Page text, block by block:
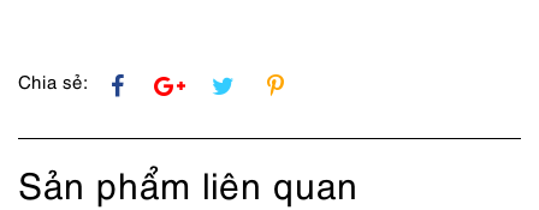
số
Chia sẻ:
Sản phẩm liên quan